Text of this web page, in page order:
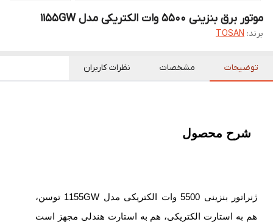
موتور برق بنزینی 5500 وات الکتریکی مدل 1155GW
برند: TOSAN
توضیحات مشخصات نظرات کاربران
شرح محصول
ژنراتور بنزینی 5500 وات الکتریکی مدل 1155GW توسن،
هم به استارت الکتریکی، هم به استارت هندلی مجهز است